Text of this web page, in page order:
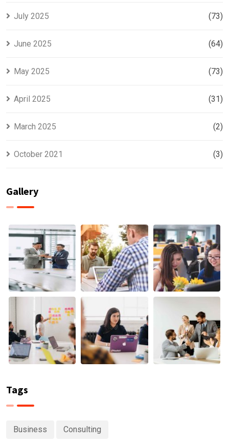
July 2025 (73)
June 2025 (64)
May 2025 (73)
April 2025 (31)
March 2025 (2)
October 2021 (3)
Gallery
Tags
Business Consulting